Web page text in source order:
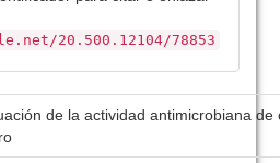
20.500.12104/78853
de la actividad antimicrobiana